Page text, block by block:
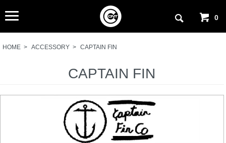
0
HOME > ACCESSORY > CAPTAIN FIN
CAPTAIN FIN